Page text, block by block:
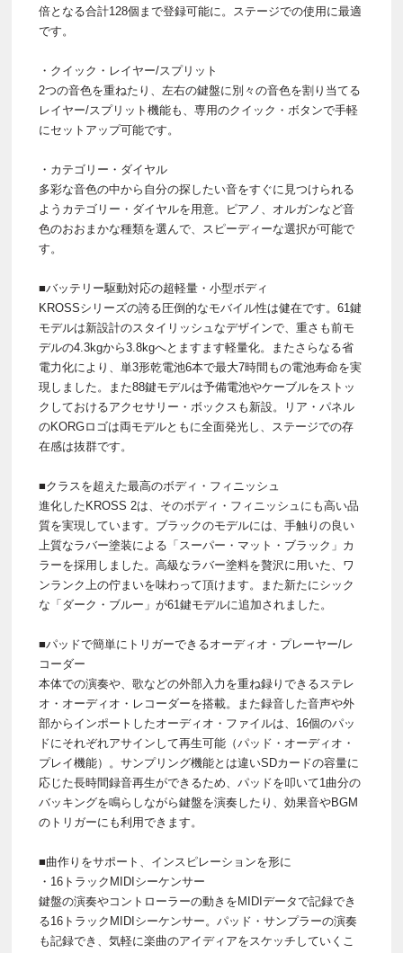
倍となる合計128個まで登録可能に。ステージでの使用に最適
です。
・クイック・レイヤー/スプリット
2つの音色を重ねたり、左右の鍵盤に別々の音色を割り当てる
レイヤー/スプリット機能も、専用のクイック・ボタンで手軽
にセットアップ可能です。
・カテゴリー・ダイヤル
多彩な音色の中から自分の探したい音をすぐに見つけられる
ようカテゴリー・ダイヤルを用意。ピアノ、オルガンなど音
色のおおまかな種類を選んで、スピーディーな選択が可能で
す。
■バッテリー駆動対応の超軽量・小型ボディ
KROSSシリーズの誇る圧倒的なモバイル性は健在です。61鍵
モデルは新設計のスタイリッシュなデザインで、重さも前モ
デルの4.3kgから3.8kgへとますます軽量化。またさらなる省
電力化により、単3形乾電池6本で最大7時間もの電池寿命を実
現しました。また88鍵モデルは予備電池やケーブルをストッ
クしておけるアクセサリー・ボックスも新設。リア・パネル
のKORGロゴは両モデルともに全面発光し、ステージでの存
在感は抜群です。
■クラスを超えた最高のボディ・フィニッシュ
進化したKROSS 2は、そのボディ・フィニッシュにも高い品
質を実現しています。ブラックのモデルには、手触りの良い
上質なラバー塗装による「スーパー・マット・ブラック」カ
ラーを採用しました。高級なラバー塗料を贅沢に用いた、ワ
ンランク上の佇まいを味わって頂けます。また新たにシック
な「ダーク・ブルー」が61鍵モデルに追加されました。
■パッドで簡単にトリガーできるオーディオ・プレーヤー/レ
コーダー
本体での演奏や、歌などの外部入力を重ね録りできるステレ
オ・オーディオ・レコーダーを搭載。また録音した音声や外
部からインポートしたオーディオ・ファイルは、16個のパッ
ドにそれぞれアサインして再生可能（パッド・オーディオ・
プレイ機能）。サンプリング機能とは違いSDカードの容量に
応じた長時間録音再生ができるため、パッドを叩いて1曲分の
バッキングを鳴らしながら鍵盤を演奏したり、効果音やBGM
のトリガーにも利用できます。
■曲作りをサポート、インスピレーションを形に
・16トラックMIDIシーケンサー
鍵盤の演奏やコントローラーの動きをMIDIデータで記録でき
る16トラックMIDIシーケンサー。パッド・サンプラーの演奏
も記録でき、気軽に楽曲のアイディアをスケッチしていくこ